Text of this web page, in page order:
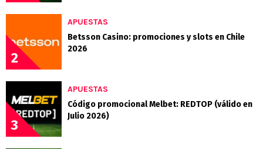
2
APUESTAS
Betsson Casino: promociones y slots en Chile
2026
3
APUESTAS
Código promocional Melbet: REDTOP (válido en
Julio 2026)